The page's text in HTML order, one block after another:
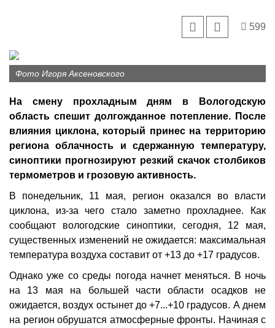
599
Фото Игоря Аксеновского
На смену прохладным дням в Вологодскую
область спешит долгожданное потепление. После
влияния циклона, который принес на территорию
региона облачность и сдержанную температуру,
синоптики прогнозируют резкий скачок столбиков
термометров и грозовую активность.
В понедельник, 11 мая, регион оказался во власти
циклона, из-за чего стало заметно прохладнее. Как
сообщают вологодские синоптики, сегодня, 12 мая,
существенных изменений не ожидается: максимальная
температура воздуха составит от +13 до +17 градусов.
Однако уже со среды погода начнет меняться. В ночь
на 13 мая на большей части области осадков не
ожидается, воздух остынет до +7...+10 градусов. А днем
на регион обрушатся атмосферные фронты. Начиная с